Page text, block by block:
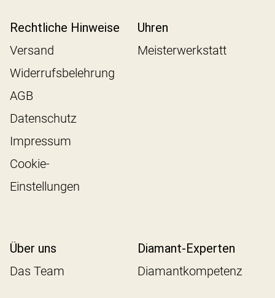
Rechtliche Hinweise
Versand
Widerrufsbelehrung
AGB
Datenschutz
Impressum
Cookie-
Einstellungen
Uhren
Meisterwerkstatt
Über uns
Das Team
Diamant-Experten
Diamantkompetenz